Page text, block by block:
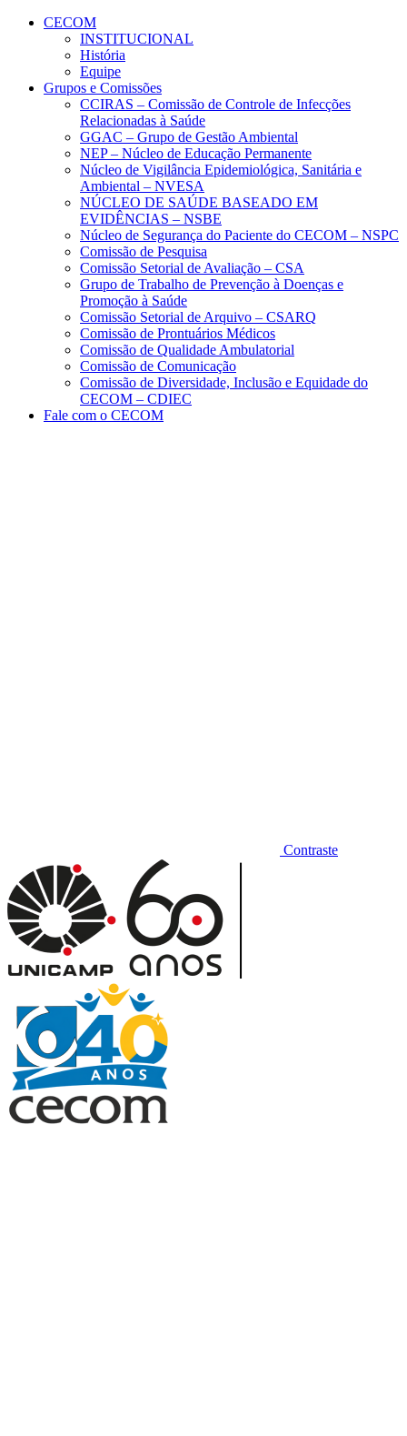
Conteúdo principal
CECOM
INSTITUCIONAL
História
Equipe
Grupos e Comissões
CCIRAS – Comissão de Controle de Infecções
Relacionadas à Saúde
GGAC – Grupo de Gestão Ambiental
NEP – Núcleo de Educação Permanente
Núcleo de Vigilância Epidemiológica, Sanitária e
Ambiental – NVESA
NÚCLEO DE SAÚDE BASEADO EM
EVIDÊNCIAS – NSBE
Núcleo de Segurança do Paciente do CECOM – NSPC
Comissão de Pesquisa
Comissão Setorial de Avaliação – CSA
Grupo de Trabalho de Prevenção à Doenças e
Promoção à Saúde
Comissão Setorial de Arquivo – CSARQ
Comissão de Prontuários Médicos
Comissão de Qualidade Ambulatorial
Comissão de Comunicação
Comissão de Diversidade, Inclusão e Equidade do
CECOM – CDIEC
Fale com o CECOM
Contraste